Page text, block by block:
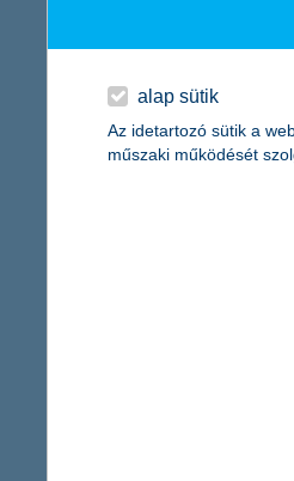
K&H: rekordot
nettó 294 ezer forint a
2026.07.27.
Tovább emelkedett a fiatalok
index több mint egy évtizedes
alap sütik
Az idetartozó sütik a
műszaki működését